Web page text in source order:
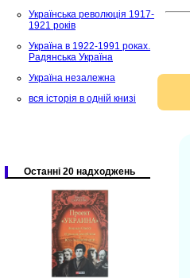
Українська революція 1917-
1921 років
Україна в 1922-1991 роках.
Радянська Україна
Україна незалежна
вся історія в одній книзі
Останні 20 надходжень